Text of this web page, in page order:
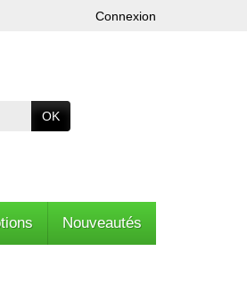
Connexion
OK
Nouveautés